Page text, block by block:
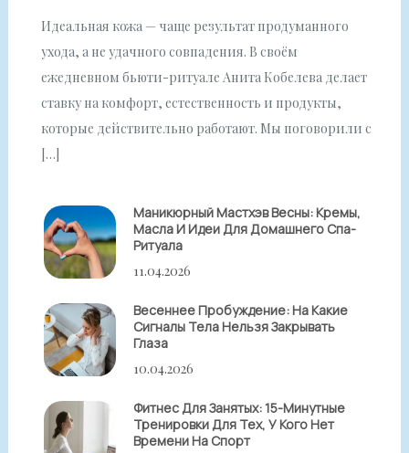
Идеальная кожа — чаще результат продуманного
ухода, а не удачного совпадения. В своём
ежедневном бьюти-ритуале Анита Кобелева делает
ставку на комфорт, естественность и продукты,
которые действительно работают. Мы поговорили с
[…]
Маникюрный Мастхэв Весны: Кремы,
Масла И Идеи Для Домашнего Спа-
Ритуала
11.04.2026
Весеннее Пробуждение: На Какие
Сигналы Тела Нельзя Закрывать
Глаза
10.04.2026
Фитнес Для Занятых: 15-Минутные
Тренировки Для Тех, У Кого Нет
Времени На Спорт